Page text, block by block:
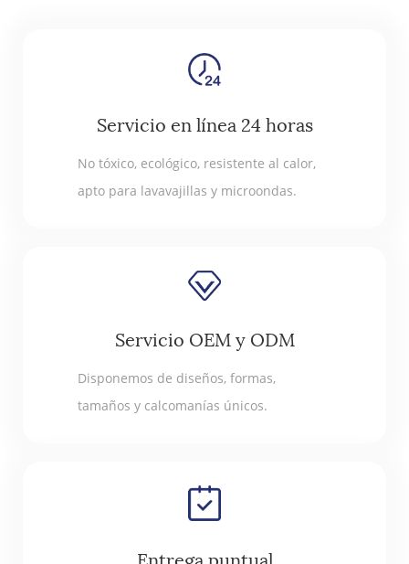
Servicio en línea 24 horas
No tóxico, ecológico, resistente al calor,
apto para lavavajillas y microondas.
Servicio OEM y ODM
Disponemos de diseños, formas,
tamaños y calcomanías únicos.